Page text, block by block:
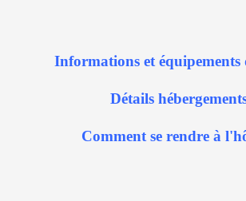
Informations et équipements
Détails
Comment se rendre à